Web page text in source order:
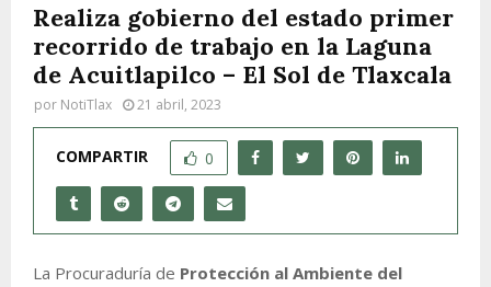
Realiza gobierno del estado primer
recorrido de trabajo en la Laguna
de Acuitlapilco – El Sol de Tlaxcala
por NotiTlax 21 abril, 2023
COMPARTIR 0
La Procuraduría de Protección al Ambiente del